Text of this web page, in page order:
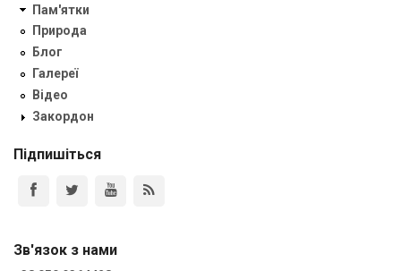
Пам'ятки
Природа
Блог
Галереї
Відео
Закордон
Підпишіться
Зв'язок з нами